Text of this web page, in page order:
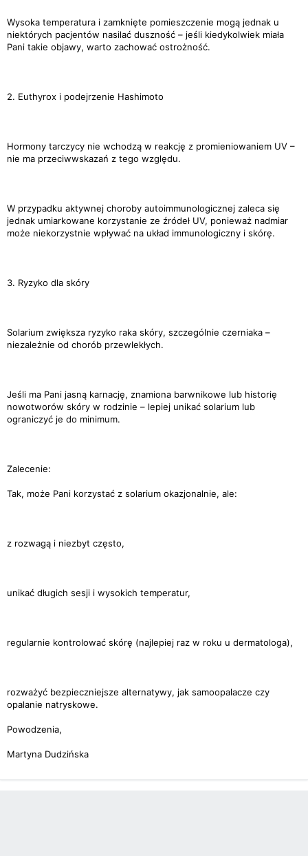
Wysoka temperatura i zamknięte pomieszczenie mogą jednak u
niektórych pacjentów nasilać duszność – jeśli kiedykolwiek miała
Pani takie objawy, warto zachować ostrożność.
2. Euthyrox i podejrzenie Hashimoto
Hormony tarczycy nie wchodzą w reakcję z promieniowaniem UV –
nie ma przeciwwskazań z tego względu.
W przypadku aktywnej choroby autoimmunologicznej zaleca się
jednak umiarkowane korzystanie ze źródeł UV, ponieważ nadmiar
może niekorzystnie wpływać na układ immunologiczny i skórę.
3. Ryzyko dla skóry
Solarium zwiększa ryzyko raka skóry, szczególnie czerniaka –
niezależnie od chorób przewlekłych.
Jeśli ma Pani jasną karnację, znamiona barwnikowe lub historię
nowotworów skóry w rodzinie – lepiej unikać solarium lub
ograniczyć je do minimum.
Zalecenie:
Tak, może Pani korzystać z solarium okazjonalnie, ale:
z rozwagą i niezbyt często,
unikać długich sesji i wysokich temperatur,
regularnie kontrolować skórę (najlepiej raz w roku u dermatologa),
rozważyć bezpieczniejsze alternatywy, jak samoopalacze czy
opalanie natryskowe.
Powodzenia,
Martyna Dudzińska